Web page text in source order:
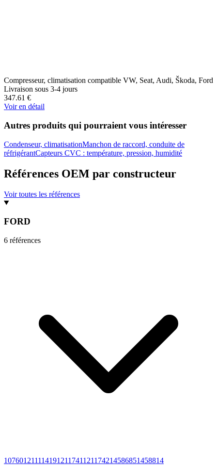
Compresseur, climatisation compatible VW, Seat, Audi, Škoda, Ford
Livraison sous 3-4 jours
347.61 €
Voir en détail
Autres produits qui pourraient vous intéresser
Condenseur, climatisationManchon de raccord, conduite de
réfrigérantCapteurs CVC : température, pression, humidité
Références OEM par constructeur
Voir toutes les références
FORD
6 références
107601211114191211741121174214586851458814